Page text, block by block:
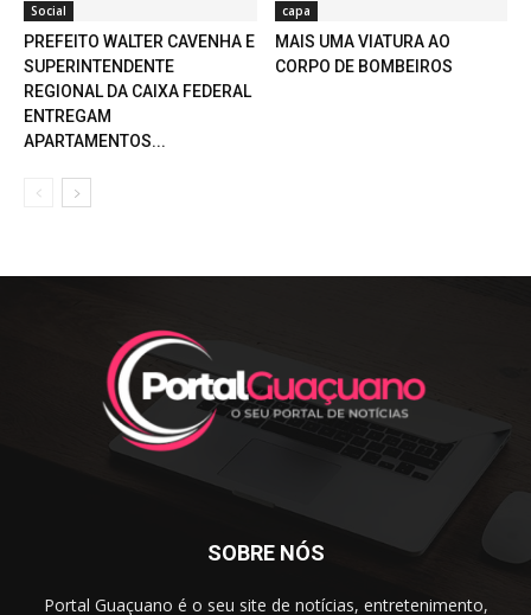
Social
PREFEITO WALTER CAVENHA E
SUPERINTENDENTE
REGIONAL DA CAIXA FEDERAL
ENTREGAM
APARTAMENTOS...
capa
MAIS UMA VIATURA AO
CORPO DE BOMBEIROS
SOBRE NÓS
Portal Guaçuano é o seu site de notícias, entretenimento,